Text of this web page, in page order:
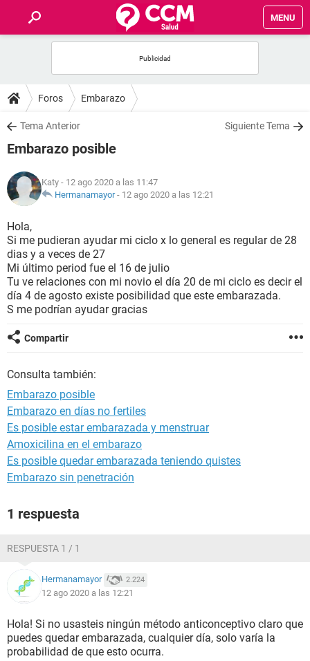
MENU
FOROS
SALUD
NUTRICIÓN
BIENESTAR
SEXUALIDAD
GLOSARIO
Foros Embarazo
Tema Anterior Siguiente Tema
Embarazo posible
Katy - 12 ago 2020 a las 11:47
Hermanamayor- 12 ago 2020 a las 12:21
Hola,
Si me pudieran ayudar mi ciclo x lo general es regular de 28
dias y a veces de 27
Mi último period fue el 16 de julio
Tu ve relaciones con mi novio el día 20 de mi ciclo es decir el
día 4 de agosto existe posibilidad que este embarazada.
S me podrían ayudar gracias
Compartir
Consulta también:
Embarazo posible
Embarazo en días no fertiles
Es posible estar embarazada y menstruar
Amoxicilina en el embarazo
Es posible quedar embarazada teniendo quistes
Embarazo sin penetración
1 respuesta
RESPUESTA 1 / 1
Hermanamayor 2.224
12 ago 2020 a las 12:21
Hola! Si no usasteis ningún método anticonceptivo claro que
puedes quedar embarazada, cualquier día, solo varía la
probabilidad de que esto ocurra.